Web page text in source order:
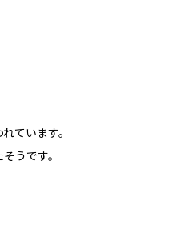
ています。
うです。